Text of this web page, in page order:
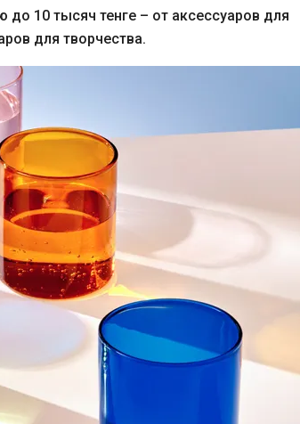
10 тысяч тенге – от аксессуаров для
для творчества.